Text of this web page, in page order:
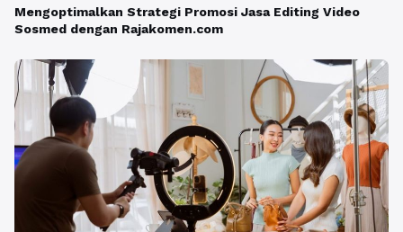
Mengoptimalkan Strategi Promosi Jasa Editing Video
Sosmed dengan Rajakomen.com